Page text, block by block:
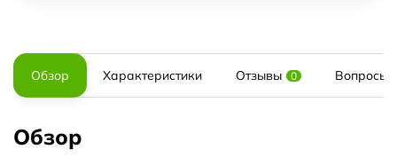
Обзор Характеристики Отзывы 0 Вопросы
Обзор